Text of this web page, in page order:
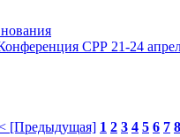
СРР 21-24
[Предыдущая] 1 2 3 4 5 6 7 8